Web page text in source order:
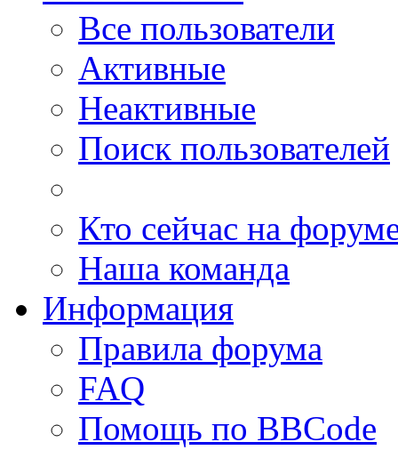
Все пользователи
Активные
Неактивные
Поиск пользователей
Кто сейчас на
Наша команда
Информация
Правила форума
FAQ
Помощь по BBCode